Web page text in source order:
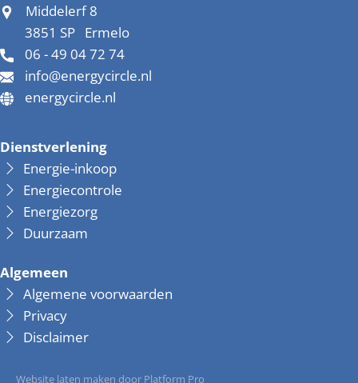
Middelerf 8
3851 SP Ermelo
06 - 49 04 72 74
info@energycircle.nl
energycircle.nl
Dienstverlening
Energie-inkoop
Energiecontrole
Energiezorg
Duurzaam
Algemeen
Algemene voorwaarden
Privacy
Disclaimer
Website laten maken door Platform Pro